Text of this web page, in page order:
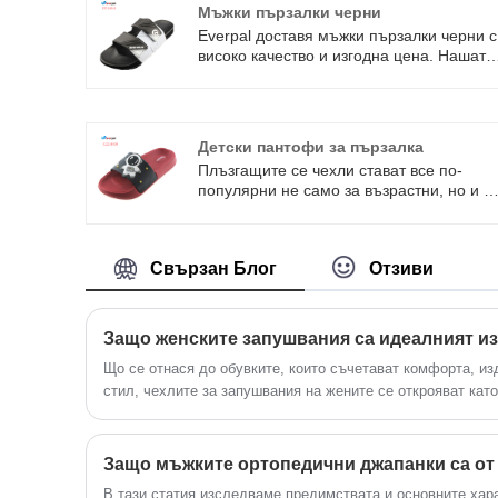
Мъжки пързалки черни
Everpal доставя мъжки пързалки черни с
високо качество и изгодна цена. Нашата
промените на пазара, ние настояваме
постоянно да разработваме повече нови
мъжки черни сандали.
Детски пантофи за пързалка
Плъзгащите се чехли стават все по-
популярни не само за възрастни, но и за
популярни елементи върху чехлите и да
ги направи по-привлекателни за децата.
Свържете се с нас, ако имате добра
Свързан Блог Отзиви
Що се отнася до обувките, които съчетават комфорта,
стил, чехлите за запушвания на жените се открояват
чехли са се превърнали в любима за много жени, които
закрити и външни облекла. Независимо дали се
или се нуждаете от леки обувки след дълъг ден в
В тази статия изследваме предимствата и основните